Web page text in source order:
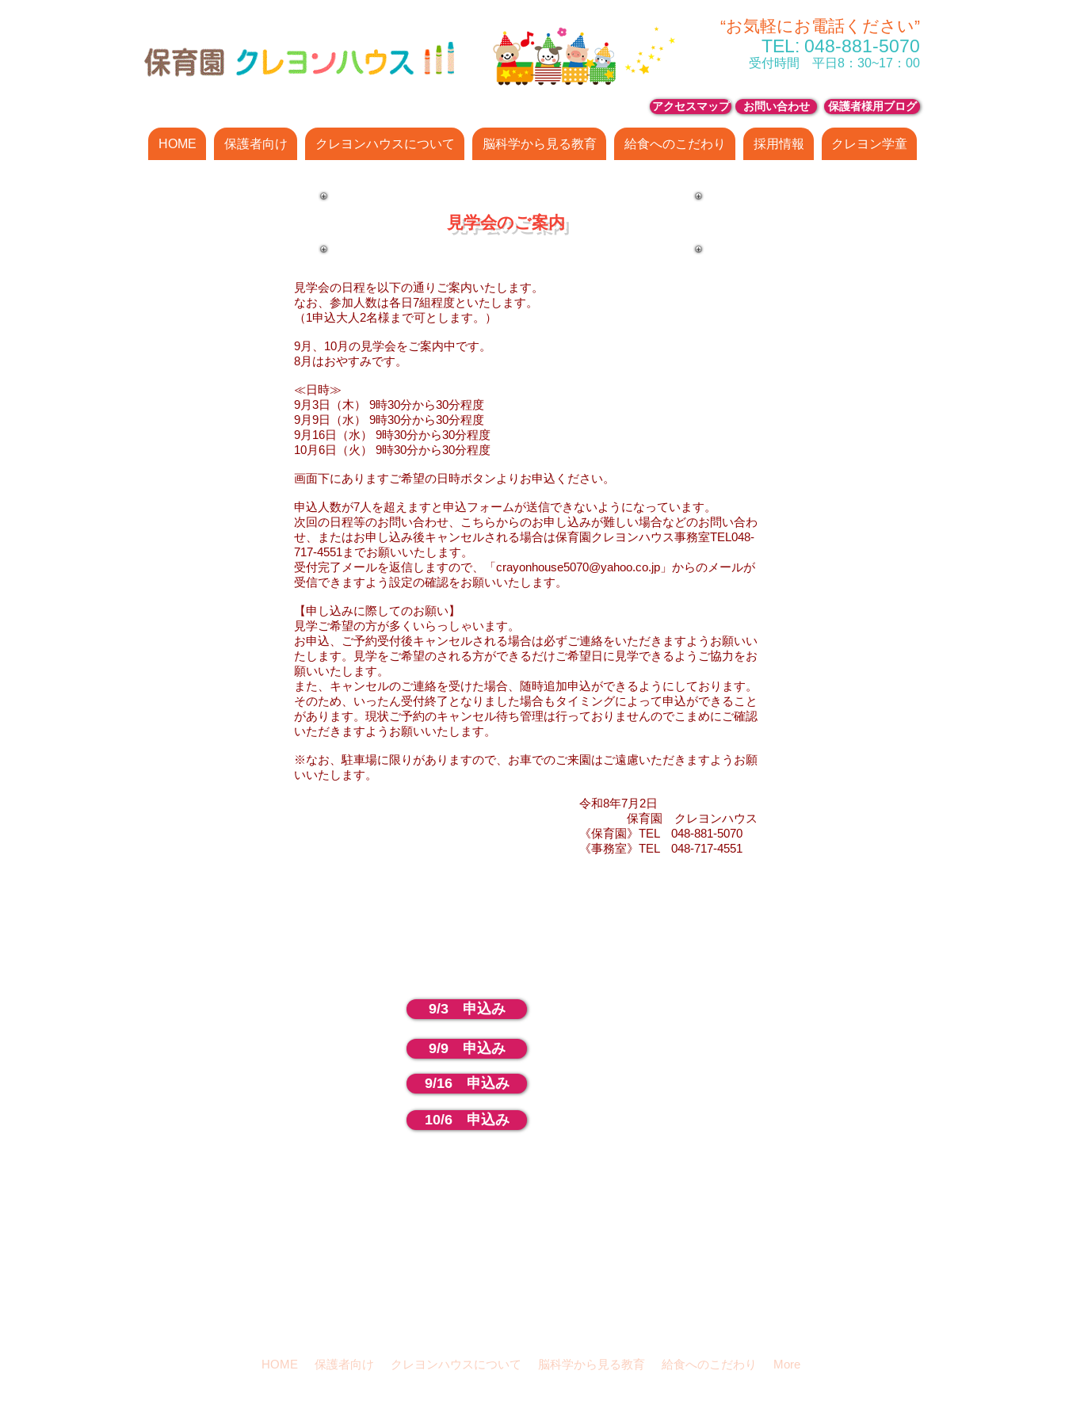
“お気軽にお電話ください”
TEL: 048-881-5070
受付時間 平日8：30~17：00
アクセスマップ お問い合わせ 保護者様用ブログ
HOME 保護者向け クレヨンハウスについて 脳科学から見る教育 給食へのこだわり 採用情報 クレヨン学童
​ 見学会のご案内
見学会の日程を以下の通りご案内いたします。
なお、参加人数は各日7組程度といたします。
​（1申込大人2名様まで可とします。）
9月、10月の見学会をご案内中です。
8月はおやすみです。
≪日時≫​
9月3日（木） 9時30分から30分程度
9月9日（水） 9時30分から30分程度
​9月16日（水） 9時30分から30分程度
10月6日（火） 9時30分から30分程度
画面下にありますご希望の日時ボタンよりお申込ください。
​申込人数が7人を超えますと申込フォームが送信できないようになっています。
次回の日程等のお問い合わせ、こちらからのお申し込みが難しい場合などのお問い合わ
せ、またはお申し込み後キャンセルされる場合は保育園クレヨンハウス事務室TEL048-
717-4551 までお願いいたします。
受付完了メールを返信しますので、「crayonhouse5070@yahoo.co.jp 」からのメールが
受信できますよう設定の確認をお願いいたします。
【申し込みに際してのお願い】
見学ご希望の方が多くいらっしゃいます。
お申込、ご予約受付後キャンセルされる場合は必ずご連絡をいただきますようお願いい
たします。見学をご希望のされる方ができるだけご希望日に見学できるようご協力をお
願いいたします。
また、キャンセルのご連絡を受けた場合、随時追加申込ができるようにしております。
そのため、いったん受付終了となりました場合もタイミングによって申込ができること
があります。現状ご予約のキャンセル待ち管理は行っておりませんのでこまめにご確認
いただきますようお願いいたします。
※なお、駐車場に限りがありますので、お車でのご来園はご遠慮いただきますようお願
いいたします。
令和8年7月2日
保育園 クレヨンハウス
《保育園》TEL 048-881-5070
《事務室》TEL 048-717-4551
9/3 申込み
9/9 申込み
9/16 申込み
10/6 申込み
HOME 保護者向け クレヨンハウスについて 脳科学から見る教育 給食へのこだわり More